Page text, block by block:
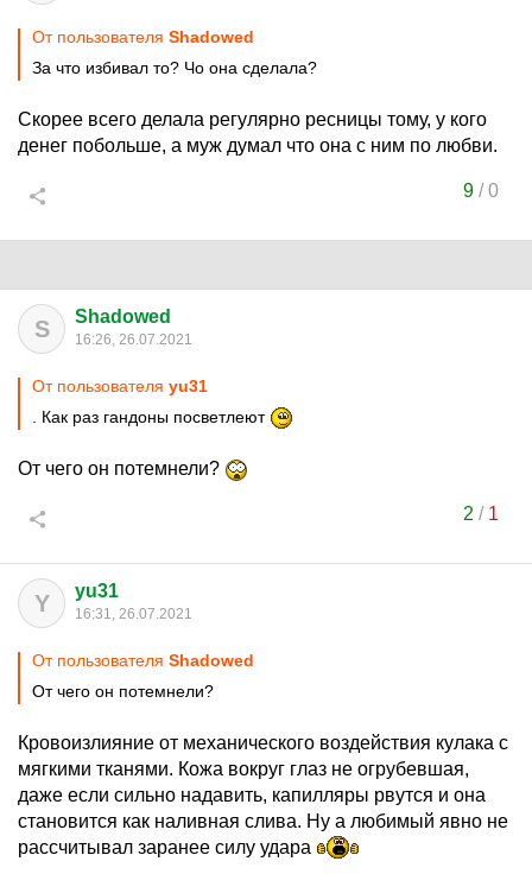
От пользователя Shadowed
За что избивал то? Чо она сделала?
Скорее всего делала регулярно ресницы тому, у кого
денег побольше, а муж думал что она с ним по любви.
9/0
S Shadowed
16:26, 26.07.2021
От пользователя yu31
. Как раз гандоны посветлеют
От чего он потемнели?
2 / 1
Y yu31
16:31, 26.07.2021
От пользователя Shadowed
От чего он потемнели?
Кровоизлияние от механического воздействия кулака с
мягкими тканями. Кожа вокруг глаз не огрубевшая,
даже если сильно надавить, капилляры рвутся и она
становится как наливная слива. Ну а любимый явно не
рассчитывал заранее силу удара